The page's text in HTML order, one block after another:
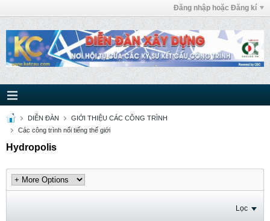
Đăng nhập hoặc Đăng kí
DIỄN ĐÀN
GIỚI THIỆU CÁC CÔNG TRÌNH
Các công trình nổi tiếng thế giới
Hydropolis
Lọc